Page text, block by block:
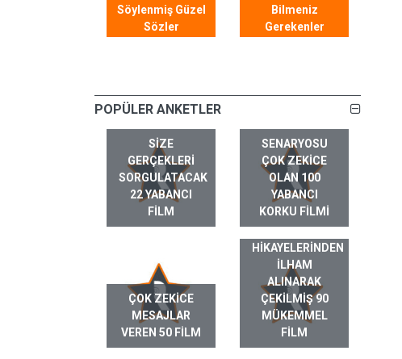
Söylenmiş Güzel
Sözler
Bilmeniz
Gerekenler
POPÜLER ANKETLER
SIZE
GERÇEKLERI
SORGULATACAK
22 YABANCI
FILM
SENARYOSU
ÇOK ZEKICE
OLAN 100
YABANCI
KORKU FILMI
ÇOK ZEKICE
MESAJLAR
VEREN 50 FILM
GERÇEK HAYAT
HIKAYELERINDEN
ILHAM
ALINARAK
ÇEKILMIŞ 90
MÜKEMMEL
FILM